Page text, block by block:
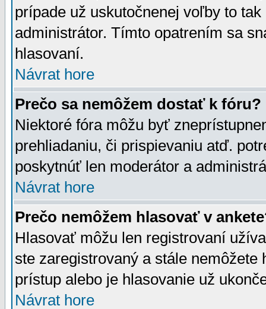
prípade už uskutočnenej voľby to
administrátor. Tímto opatrením sa
hlasovaní.
Návrat hore
Prečo sa nemôžem dostať k fóru?
Niektoré fóra môžu byť
prehliadaniu, či prispievaniu atď.
poskytnúť len moderátor a
Návrat hore
Prečo nemôžem hlasovať v
Hlasovať môžu len registrovaní
ste zaregistrovaný a stále
prístup alebo je hlasovanie už
Návrat hore